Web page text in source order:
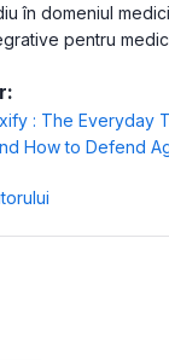
în domeniul
pentru
: The Everyday
How to Defend